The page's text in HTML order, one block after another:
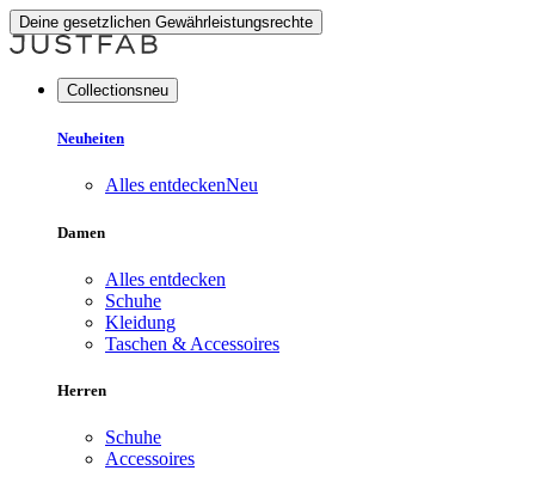
Deine gesetzlichen Gewährleistungsrechte
Collectionsneu
Neuheiten
Alles entdeckenNeu
Damen
Alles entdecken
Schuhe
Kleidung
Taschen & Accessoires
Herren
Schuhe
Accessoires